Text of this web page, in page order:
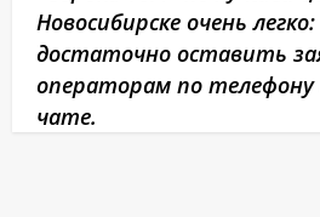
Новосибирске очень
достаточно оставить
операторам по телефону
чате.